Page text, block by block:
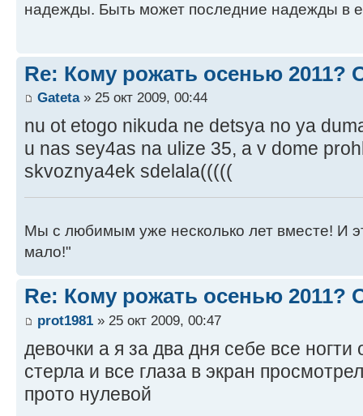
надежды. Быть может последние надежды в
Re: Кому рожать осенью 2011?
Gateta» 25 окт 2009, 00:44
nu ot etogo nikuda ne detsya no ya
u nas sey4as na ulize 35, a v dome
skvoznya4ek sdelala(((((
Мы с любимым уже несколько лет вместе! И
мало!"
Re: Кому рожать осенью 2011?
prot1981 » 25 окт 2009, 00:47
девочки а я за два дня себе все
стерла и все глаза в экран
прото нулевой